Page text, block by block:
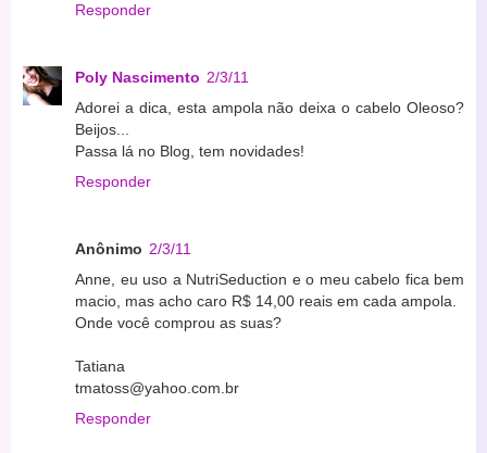
Responder
Poly Nascimento 2/3/11
Adorei a dica, esta ampola não deixa o cabelo Oleoso?
Beijos...
Passa lá no Blog, tem novidades!
Responder
Anônimo 2/3/11
Anne, eu uso a NutriSeduction e o meu cabelo fica bem
macio, mas acho caro R$ 14,00 reais em cada ampola.
Onde você comprou as suas?
Tatiana
tmatoss@yahoo.com.br
Responder